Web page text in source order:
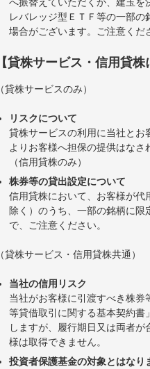
レバレッジ型ＥＴＦ等の一部
場合がございます。ご注意くだ
【貸株サービス・信用貸
（貸株サービスのみ）
リスクについて
貸株サービスの利用に当社と
よりお客様へ担保の提供はな
（信用貸株のみ）
株券等の貸出設定について
信用貸株において、お客様が
除く）のうち、一部の銘柄に
で、ご注意ください。
（貸株サービス・信用貸株共通）
当社の信用リスク
当社がお客様に引渡すべき株
等貸借取引に関する基本契約
しますが、履行期日又は両者
様は取得できません。
投資者保護基金の対象とはなり